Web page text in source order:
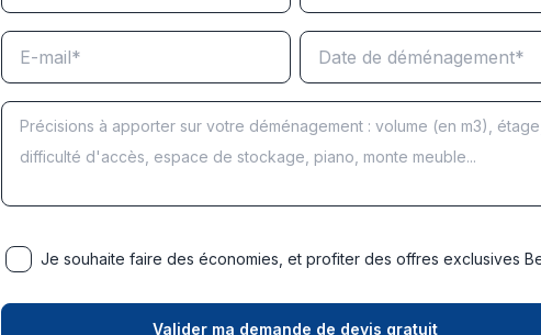
Je souhaite faire des économies, et profiter des offres exclusives